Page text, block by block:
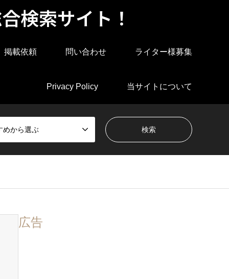
検索サイト！
掲載依頼 問い合わせ ライター様募集
Privacy Policy 当サイトについて
めから選ぶ
広告